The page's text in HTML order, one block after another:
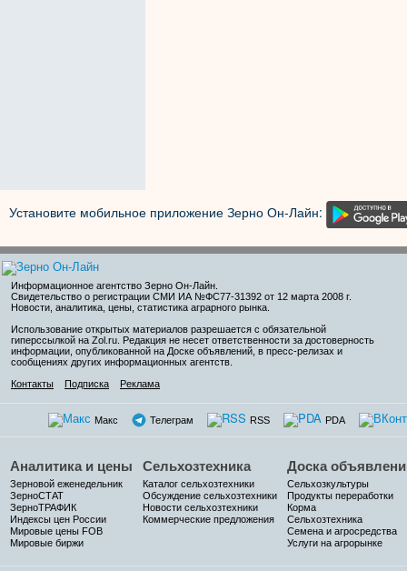
Установите мобильное приложение Зерно Он-Лайн:
Информационное агентство Зерно Он-Лайн
Свидетельство о регистрации СМИ ИА №ФС77-31392 от 12 марта 2008 г.
Новости, аналитика, цены, статистика аграрного рынка.
Использование открытых материалов разрешается с обязательной
гиперссылкой на Zol.ru. Редакция не несет ответственности за достоверность
информации, опубликованной на Доске объявлений, в пресс-релизах и
сообщениях других информационных агентств.
Контакты
Подписка Реклама
Макс Телеграм RSS PDA
Аналитика и цены
Зерновой еженедельник
ЗерноСТАТ
ЗерноТРАФИК
Индексы цен России
Мировые цены FOB
Мировые биржи
Сельхозтехника
Каталог сельхозтехники
Обсуждение сельхозтехники
Новости сельхозтехники
Коммерческие предложения
Доска
Сельхозкультуры
Продукты переработки
Корма
Сельхозтехника
Семена и агросредства
Услуги на агрорынке